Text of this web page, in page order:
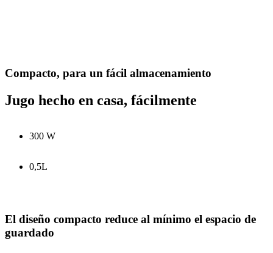
Compacto, para un fácil almacenamiento
Jugo hecho en casa, fácilmente
300 W
0,5L
El diseño compacto reduce al mínimo el espacio de
guardado